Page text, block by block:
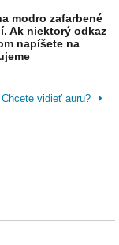
modro zafarbené
Ak niektorý odkaz
napíšete na
Chcete vidieť auru?